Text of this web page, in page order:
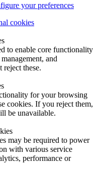
your preferences
cookies
to enable core functionality
and
reject these.
for your browsing
cookies. If you reject them,
be unavailable.
may be required to power
with various service
performance or